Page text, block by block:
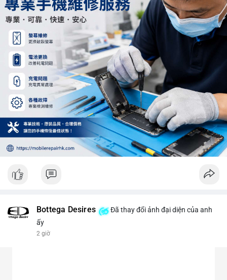
hoảng loạn. Theo dõi sát dòng tiền đổ vào sàn giao dịch tập
trung trong 24 giờ tới.
#12dot29btc #vilanh #tichluydaihan #phienau #btcmempool
Bottega Desires
Đã thay đổi ảnh đại diện của anh
ấy
2 giờ